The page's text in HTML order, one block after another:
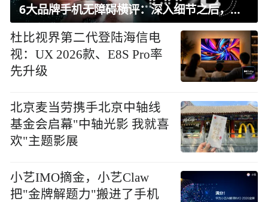
6大品牌手机无障碍横评：深入细节之后，似乎只有苹果能挺住？｜ 看见2026
杜比视界第二代登陆海信电
视：UX 2026款、E8S Pro率
先升级
北京麦当劳携手北京中轴线
基金会启幕"中轴光影 我就喜
欢"主题影展
小艺IMO摘金，小艺Claw
把"金牌解题力"搬进了手机